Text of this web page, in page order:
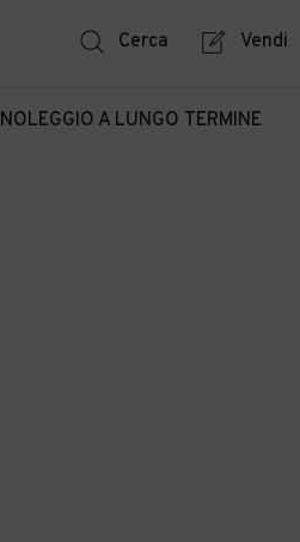
Cerca Vendi
NOLEGGIO A LUNGO TERMINE